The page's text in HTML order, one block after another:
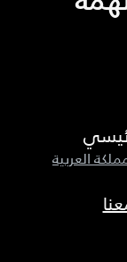
العربية